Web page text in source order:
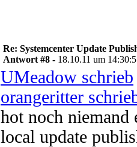
Re: Systemcenter Update
Antwort #8 - 18.10.11 um
UMeadow schrieb
orangeritter
hot noch niemand
local update